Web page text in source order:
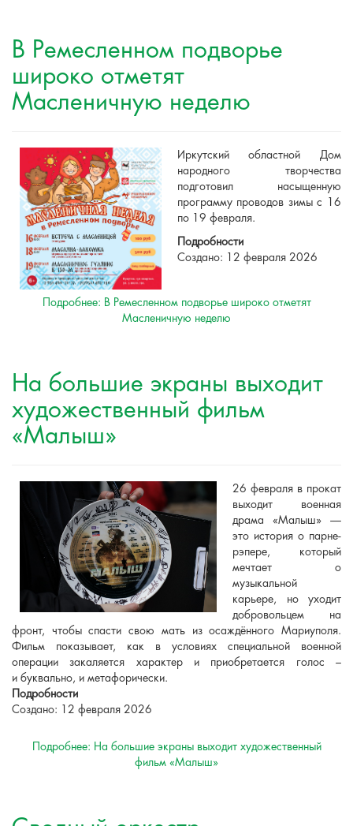
В Ремесленном подворье
широко отметят
Масленичную неделю
Иркутский областной Дом
народного творчества
подготовил насыщенную
программу проводов зимы с 16
по 19 февраля.
Подробности
Создано: 12 февраля 2026
Подробнее: В Ремесленном подворье широко отметят
Масленичную неделю
На большие экраны выходит
художественный фильм
«Малыш»
26 февраля в прокат
выходит военная
драма «Малыш» —
это история о парне-
рэпере, который
мечтает о
музыкальной
карьере, но уходит
добровольцем на
фронт, чтобы спасти свою мать из осаждённого Мариуполя.
Фильм показывает, как в условиях специальной военной
операции закаляется характер и приобретается голос –
и буквально, и метафорически.
Подробности
Создано: 12 февраля 2026
Подробнее: На большие экраны выходит художественный
фильм «Малыш»